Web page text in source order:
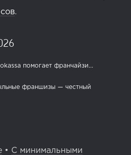
.
помогает франчайзи...
франшизы — честный
• С минимальными